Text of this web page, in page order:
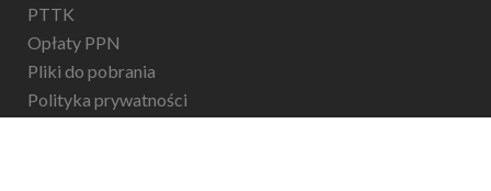
PTTK
Opłaty PPN
Pliki do pobrania
Polityka prywatności